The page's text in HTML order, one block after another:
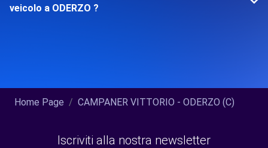
veicolo a ODERZO ?
Home Page CAMPANER VITTORIO - ODERZO (C)
Iscriviti alla nostra newsletter